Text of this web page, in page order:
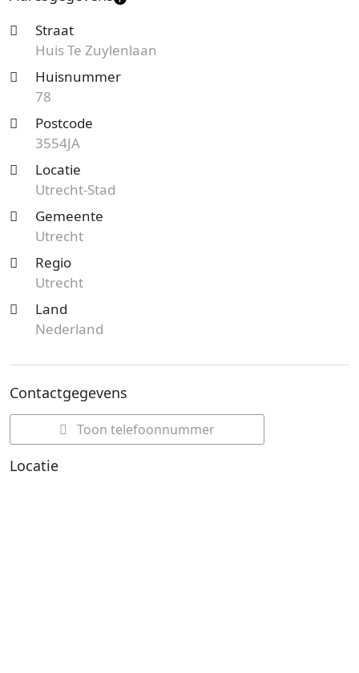
Straat
Huis Te Zuylenlaan
Huisnummer
78
Postcode
3554JA
Locatie
Utrecht-Stad
Gemeente
Utrecht
Regio
Utrecht
Land
Nederland
Contactgegevens
Toon telefoonnummer
Locatie